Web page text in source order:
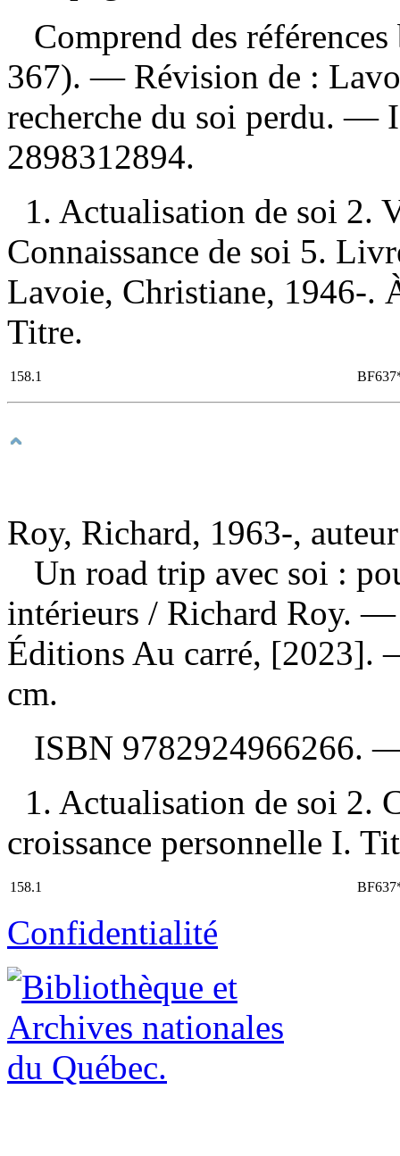
Comprend des
367). — Révision de :
recherche du soi perdu. —
2898312894.
1. Actualisation de soi 2.
Connaissance de soi 5.
Lavoie, Christiane, 1946-.
Titre.
158.1
Roy, Richard, 1963-, auteur
Un road trip avec soi :
intérieurs / Richard Roy. —
Éditions Au carré, [2023].
cm.
ISBN 9782924966266.
1. Actualisation de soi 2.
croissance personnelle I.
158.1
Confidentialité